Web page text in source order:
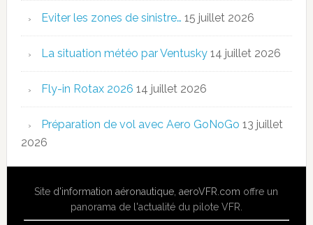
Eviter les zones de sinistre… 15 juillet 2026
La situation météo par Ventusky 14 juillet 2026
Fly-in Rotax 2026 14 juillet 2026
Préparation de vol avec Aero GoNoGo 13 juillet
2026
Site d'information aéronautique,aeroVFR.com offre un
panorama de l'actualité du pilote VFR.